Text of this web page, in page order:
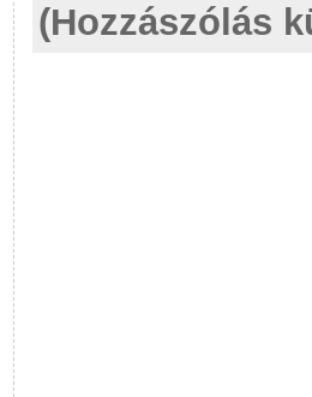
(Hozzászólás